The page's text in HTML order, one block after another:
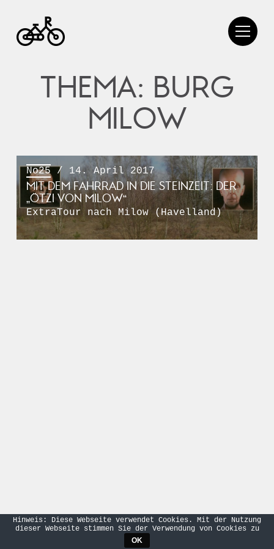
THEMA: BURG
MILOW
No25/ 14. April 2017
MIT DEM FAHRRAD IN DIE STEINZEIT: DER
„ÖTZI VON MILOW“
ExtraTour nach Milow (Havelland)
Hinweis: Diese Webseite verwendet Cookies. Mit der Nutzung
dieser Webseite stimmen Sie der Verwendung von Cookies zu
OK